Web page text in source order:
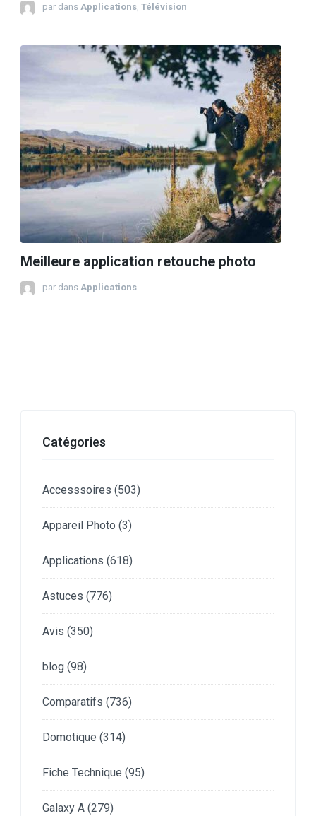
par dans Applications, Télévision
Meilleure application retouche photo
par dans Applications
Catégories
Accesssoires (503)
Appareil Photo (3)
Applications (618)
Astuces (776)
Avis (350)
blog (98)
Comparatifs (736)
Domotique (314)
Fiche Technique (95)
Galaxy A (279)